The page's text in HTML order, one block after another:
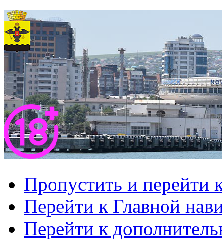
Пропустить и перейти
Перейти к Главной
Перейти к